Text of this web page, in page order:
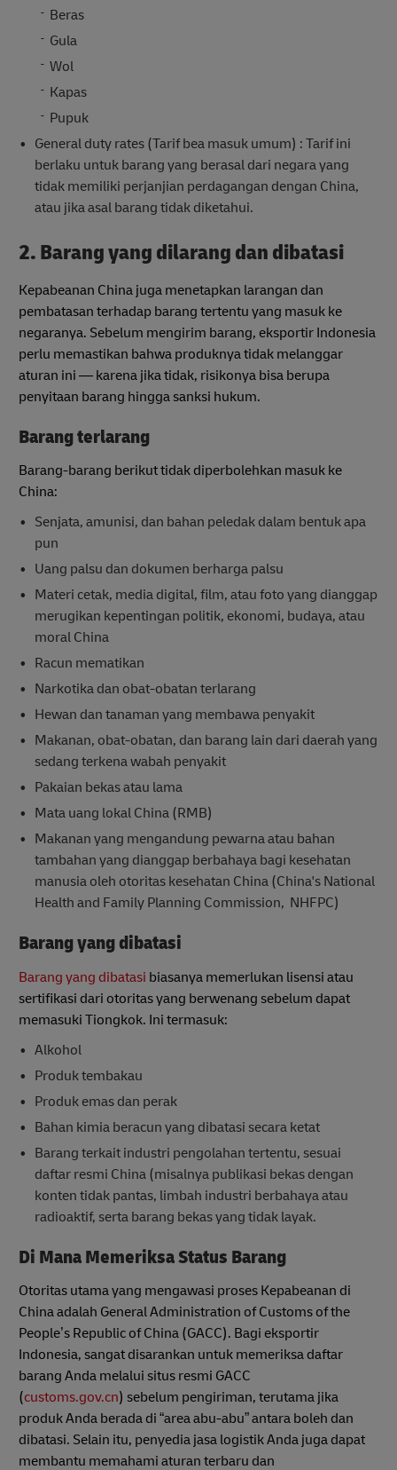
Beras
Gula
Wol
Kapas
Pupuk
General duty rates (Tarif bea masuk umum) : Tarif ini
berlaku untuk barang yang berasal dari negara yang
tidak memiliki perjanjian perdagangan dengan China,
atau jika asal barang tidak diketahui.
2. Barang yang dilarang dan dibatasi
Kepabeanan China juga menetapkan larangan dan
pembatasan terhadap barang tertentu yang masuk ke
negaranya. Sebelum mengirim barang, eksportir Indonesia
perlu memastikan bahwa produknya tidak melanggar
aturan ini — karena jika tidak, risikonya bisa berupa
penyitaan barang hingga sanksi hukum.
Barang terlarang
Barang-barang berikut tidak diperbolehkan masuk ke
China:
Senjata, amunisi, dan bahan peledak dalam bentuk apa
pun
Uang palsu dan dokumen berharga palsu
Materi cetak, media digital, film, atau foto yang dianggap
merugikan kepentingan politik, ekonomi, budaya, atau
moral China
Racun mematikan
Narkotika dan obat-obatan terlarang
Hewan dan tanaman yang membawa penyakit
Makanan, obat-obatan, dan barang lain dari daerah yang
sedang terkena wabah penyakit
Pakaian bekas atau lama
Mata uang lokal China (RMB)
Makanan yang mengandung pewarna atau bahan
tambahan yang dianggap berbahaya bagi kesehatan
manusia oleh otoritas kesehatan China (China's National
Health and Family Planning Commission, NHFPC)
Barang yang dibatasi
Barang yang dibatasi biasanya memerlukan lisensi atau
sertifikasi dari otoritas yang berwenang sebelum dapat
memasuki Tiongkok. Ini termasuk:
Alkohol
Produk tembakau
Produk emas dan perak
Bahan kimia beracun yang dibatasi secara ketat
Barang terkait industri pengolahan tertentu, sesuai
daftar resmi China (misalnya publikasi bekas dengan
konten tidak pantas, limbah industri berbahaya atau
radioaktif, serta barang bekas yang tidak layak.
Di Mana Memeriksa Status Barang
Otoritas utama yang mengawasi proses Kepabeanan di
China adalah General Administration of Customs of the
People’s Republic of China (GACC). Bagi eksportir
Indonesia, sangat disarankan untuk memeriksa daftar
barang Anda melalui situs resmi GACC
(customs.gov.cn) sebelum pengiriman, terutama jika
produk Anda berada di “area abu-abu” antara boleh dan
dibatasi. Selain itu, penyedia jasa logistik Anda juga dapat
membantu memahami aturan terbaru dan